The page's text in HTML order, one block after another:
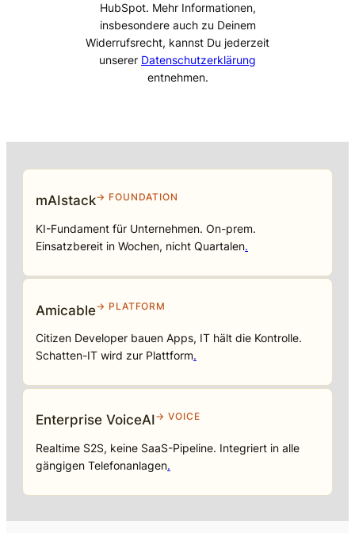
HubSpot. Mehr Informationen,
insbesondere auch zu Deinem
Widerrufsrecht, kannst Du jederzeit
unserer Datenschutzerklärung
entnehmen.
mAIstack→ FOUNDATION
KI-Fundament für Unternehmen. On-prem.
Einsatzbereit in Wochen, nicht Quartalen.
Amicable→ PLATFORM
Citizen Developer bauen Apps, IT hält die Kontrolle.
Schatten-IT wird zur Plattform.
Enterprise VoiceAI→ VOICE
Realtime S2S, keine SaaS-Pipeline. Integriert in alle
gängigen Telefonanlagen.